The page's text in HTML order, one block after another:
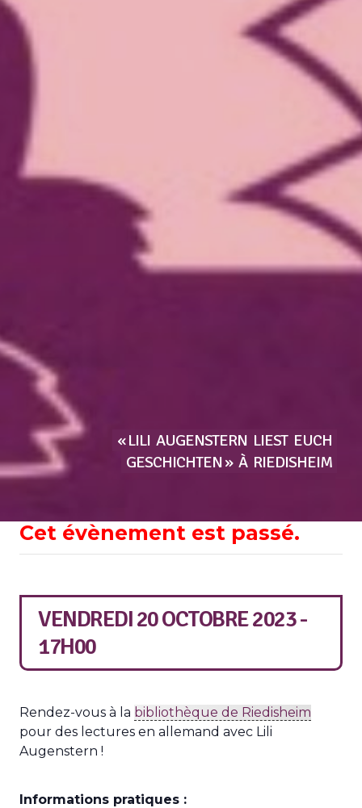
« LILI AUGENSTERN LIEST EUCH
GESCHICHTEN » À RIEDISHEIM
Cet évènement est passé.
VENDREDI 20 OCTOBRE 2023 -
17H00
Rendez-vous à la bibliothèque de Riedisheim
pour des lectures en allemand avec Lili
Augenstern !
Informations pratiques :